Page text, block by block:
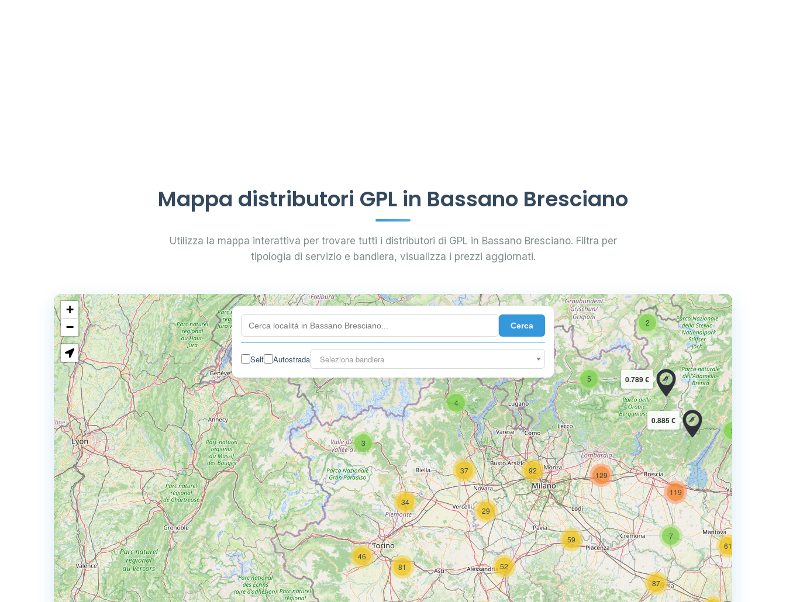
Mappa distributori GPL in Bassano Bresciano
Utilizza la mappa interattiva per trovare tutti i distributori di GPL in Bassano Bresciano. Filtra per
tipologia di servizio e bandiera, visualizza i prezzi aggiornati.
Cerca
Self Autostrada Seleziona bandiera
34
3
37
2
46
29
52
81
5
87
4
5
92
59 7
129
119
61
0.885 €
0.789 €
+
−